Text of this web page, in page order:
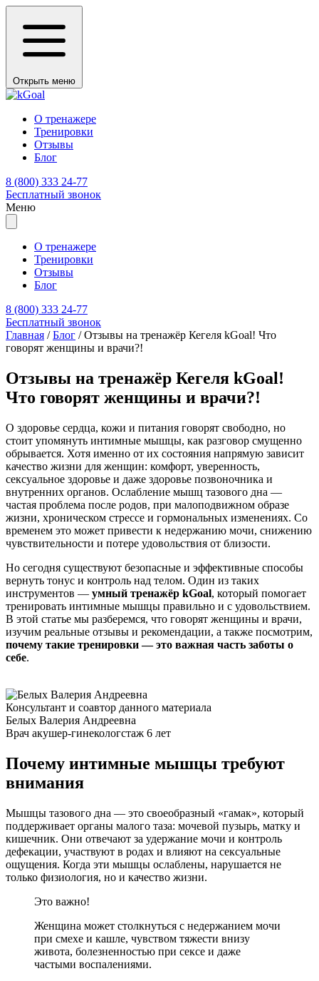
Открыть меню
О тренажере
Тренировки
Отзывы
Блог
8 (800) 333 24-77
Бесплатный звонок
Меню
О тренажере
Тренировки
Отзывы
Блог
8 (800) 333 24-77
Бесплатный звонок
Главная /Блог /Отзывы на тренажёр Кегеля kGoal! Что
говорят женщины и врачи?!
Отзывы на тренажёр Кегеля kGoal!
Что говорят женщины и врачи?!
О здоровье сердца, кожи и питания говорят свободно, но
стоит упомянуть интимные мышцы, как разговор смущенно
обрывается. Хотя именно от их состояния напрямую зависит
качество жизни для женщин: комфорт, уверенность,
сексуальное здоровье и даже здоровье позвоночника и
внутренних органов. Ослабление мышц тазового дна —
частая проблема после родов, при малоподвижном образе
жизни, хроническом стрессе и гормональных изменениях. Со
временем это может привести к недержанию мочи, снижению
чувствительности и потере удовольствия от близости.
Но сегодня существуют безопасные и эффективные способы
вернуть тонус и контроль над телом. Один из таких
инструментов — умный тренажёр kGoal, который помогает
тренировать интимные мышцы правильно и с удовольствием.
В этой статье мы разберемся, что говорят женщины и врачи,
изучим реальные отзывы и рекомендации, а также посмотрим,
почему такие тренировки — это важная часть заботы о
себе.
Консультант и соавтор данного материала
Белых Валерия Андреевна
Врач акушер-гинекологстаж 6 лет
Почему интимные мышцы требуют
внимания
Мышцы тазового дна — это своеобразный «гамак», который
поддерживает органы малого таза: мочевой пузырь, матку и
кишечник. Они отвечают за удержание мочи и контроль
дефекации, участвуют в родах и влияют на сексуальные
ощущения. Когда эти мышцы ослаблены, нарушается не
только физиология, но и качество жизни.
Это важно!
Женщина может столкнуться с недержанием мочи
при смехе и кашле, чувством тяжести внизу
живота, болезненностью при сексе и даже
частыми воспалениями.